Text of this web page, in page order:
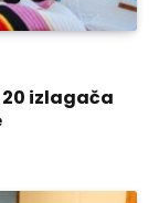
izlagača